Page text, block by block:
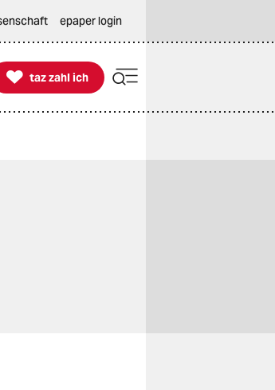
epaper login

taz zahl ich
taz zahl ich